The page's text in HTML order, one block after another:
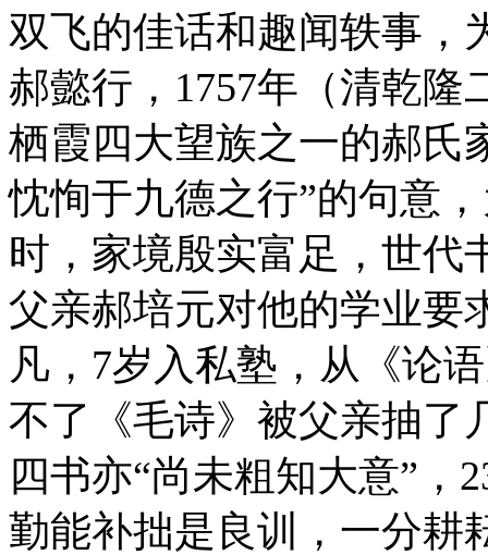
双飞的佳话和趣闻轶事
郝懿行，1757年（清乾
栖霞四大望族之一的郝氏
忱恂于九德之行”的句意
时，家境殷实富足，世代
父亲郝培元对他的学业要
凡，7岁入私塾，从《论
不了《毛诗》被父亲抽了
四书亦“尚未粗知大意”，
勤能补拙是良训，一分耕